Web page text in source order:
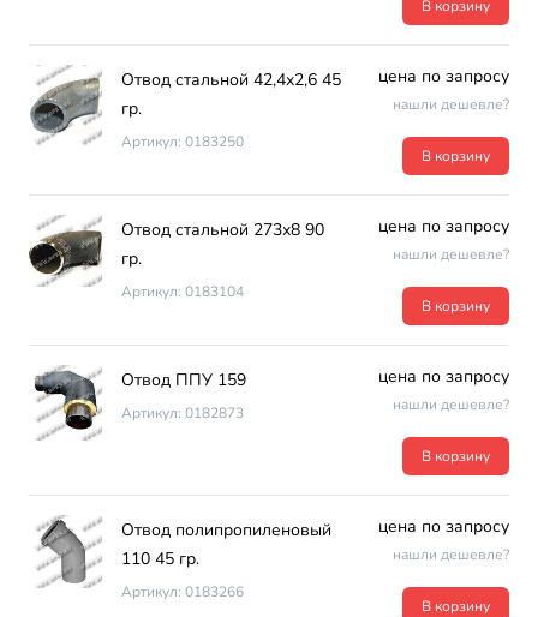
В корзину
Отвод стальной 42,4х2,6 45
гр.
Артикул: 0183250
цена по запросу
нашли дешевле?
В корзину
Отвод стальной 273х8 90
гр.
Артикул: 0183104
цена по запросу
нашли дешевле?
В корзину
Отвод ППУ 159
Артикул: 0182873
цена по запросу
нашли дешевле?
В корзину
Отвод полипропиленовый
110 45 гр.
Артикул: 0183266
цена по запросу
нашли дешевле?
В корзину